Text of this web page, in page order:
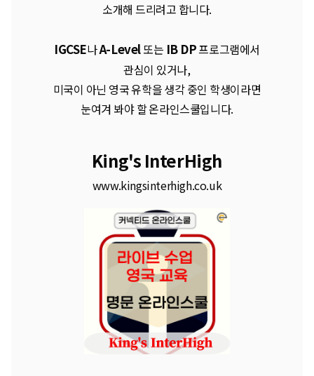
소개해 드리려고 합니다.
IGCSE나A-Level또는 IB DP프로그램에서
관심이 있거나,
미국이 아닌 영국 유학을 생각 중인 학생이라면
눈여겨 봐야 할 온라인스쿨입니다.
King's InterHigh
www.kingsinterhigh.co.uk